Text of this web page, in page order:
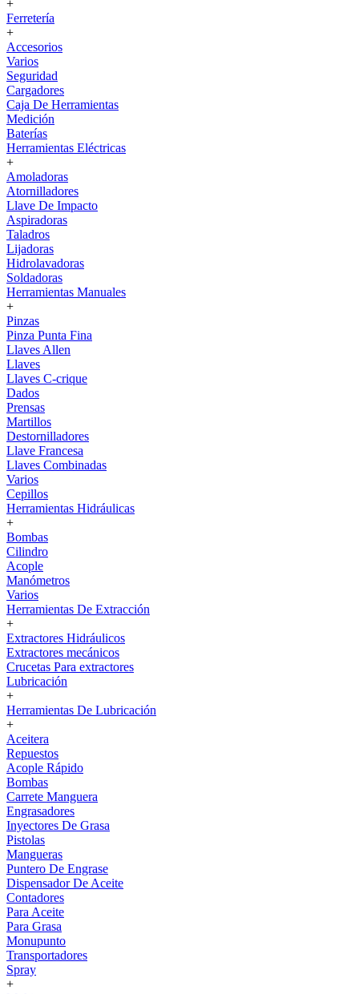
+
Ferretería
+
Accesorios
Varios
Seguridad
Cargadores
Caja De Herramientas
Medición
Baterías
Herramientas Eléctricas
+
Amoladoras
Atornilladores
Llave De Impacto
Aspiradoras
Taladros
Lijadoras
Hidrolavadoras
Soldadoras
Herramientas Manuales
+
Pinzas
Pinza Punta Fina
Llaves Allen
Llaves
Llaves C-crique
Dados
Prensas
Martillos
Destornilladores
Llave Francesa
Llaves Combinadas
Varios
Cepillos
Herramientas Hidráulicas
+
Bombas
Cilindro
Acople
Manómetros
Varios
Herramientas De Extracción
+
Extractores Hidráulicos
Extractores mecánicos
Crucetas Para extractores
Lubricación
+
Herramientas De Lubricación
+
Aceitera
Repuestos
Acople Rápido
Bombas
Carrete Manguera
Engrasadores
Inyectores De Grasa
Pistolas
Mangueras
Puntero De Engrase
Dispensador De Aceite
Contadores
Para Aceite
Para Grasa
Monupunto
Transportadores
Spray
+